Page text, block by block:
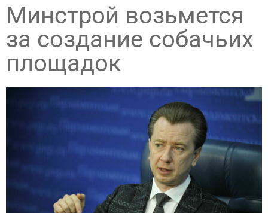
Минстрой возьмется
за создание собачьих
площадок